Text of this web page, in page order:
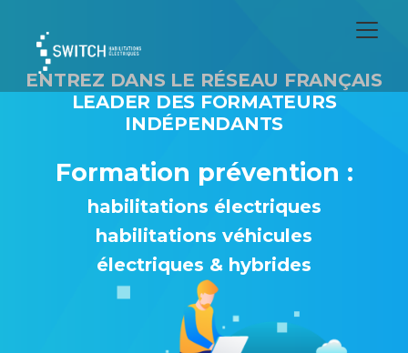
ENTREZ DANS LE RÉSEAU FRANÇAIS
LEADER DES FORMATEURS
INDÉPENDANTS
Formation prévention :
habilitations électriques
habilitations véhicules
électriques & hybrides